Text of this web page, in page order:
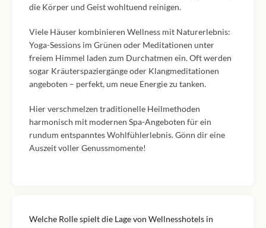
die Körper und Geist wohltuend reinigen.
Viele Häuser kombinieren Wellness mit Naturerlebnis:
Yoga-Sessions im Grünen oder Meditationen unter
freiem Himmel laden zum Durchatmen ein. Oft werden
sogar Kräuterspaziergänge oder Klangmeditationen
angeboten – perfekt, um neue Energie zu tanken.
Hier verschmelzen traditionelle Heilmethoden
harmonisch mit modernen Spa-Angeboten für ein
rundum entspanntes Wohlfühlerlebnis. Gönn dir eine
Auszeit voller Genussmomente!
Welche Rolle spielt die Lage von Wellnesshotels in